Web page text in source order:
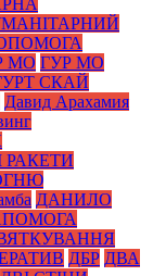
МО ГУР МО
СКАЙ
Давид Арахамия
РАКЕТИ
ДАНИЛО
ДБР ДВА